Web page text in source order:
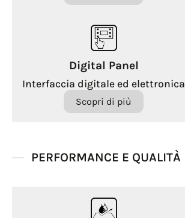
Digital Panel
Interfaccia digitale ed elettronica
Scopri di più
PERFORMANCE E QUALITÀ